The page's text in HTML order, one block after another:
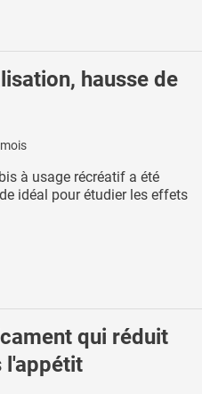
hausse de
à usage récréatif a été
idéal pour étudier les effets
qui réduit
l'appétit